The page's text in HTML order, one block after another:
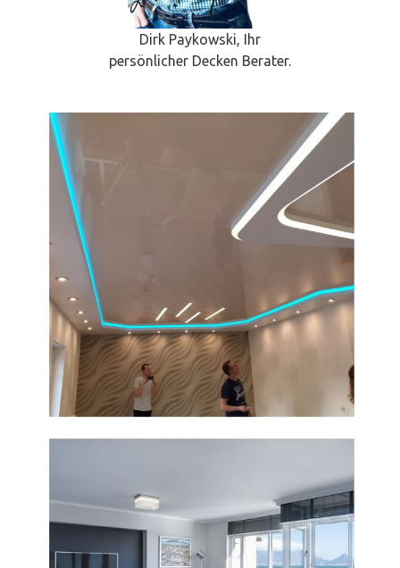
Dirk Paykowski, Ihr
persönlicher Decken Berater.